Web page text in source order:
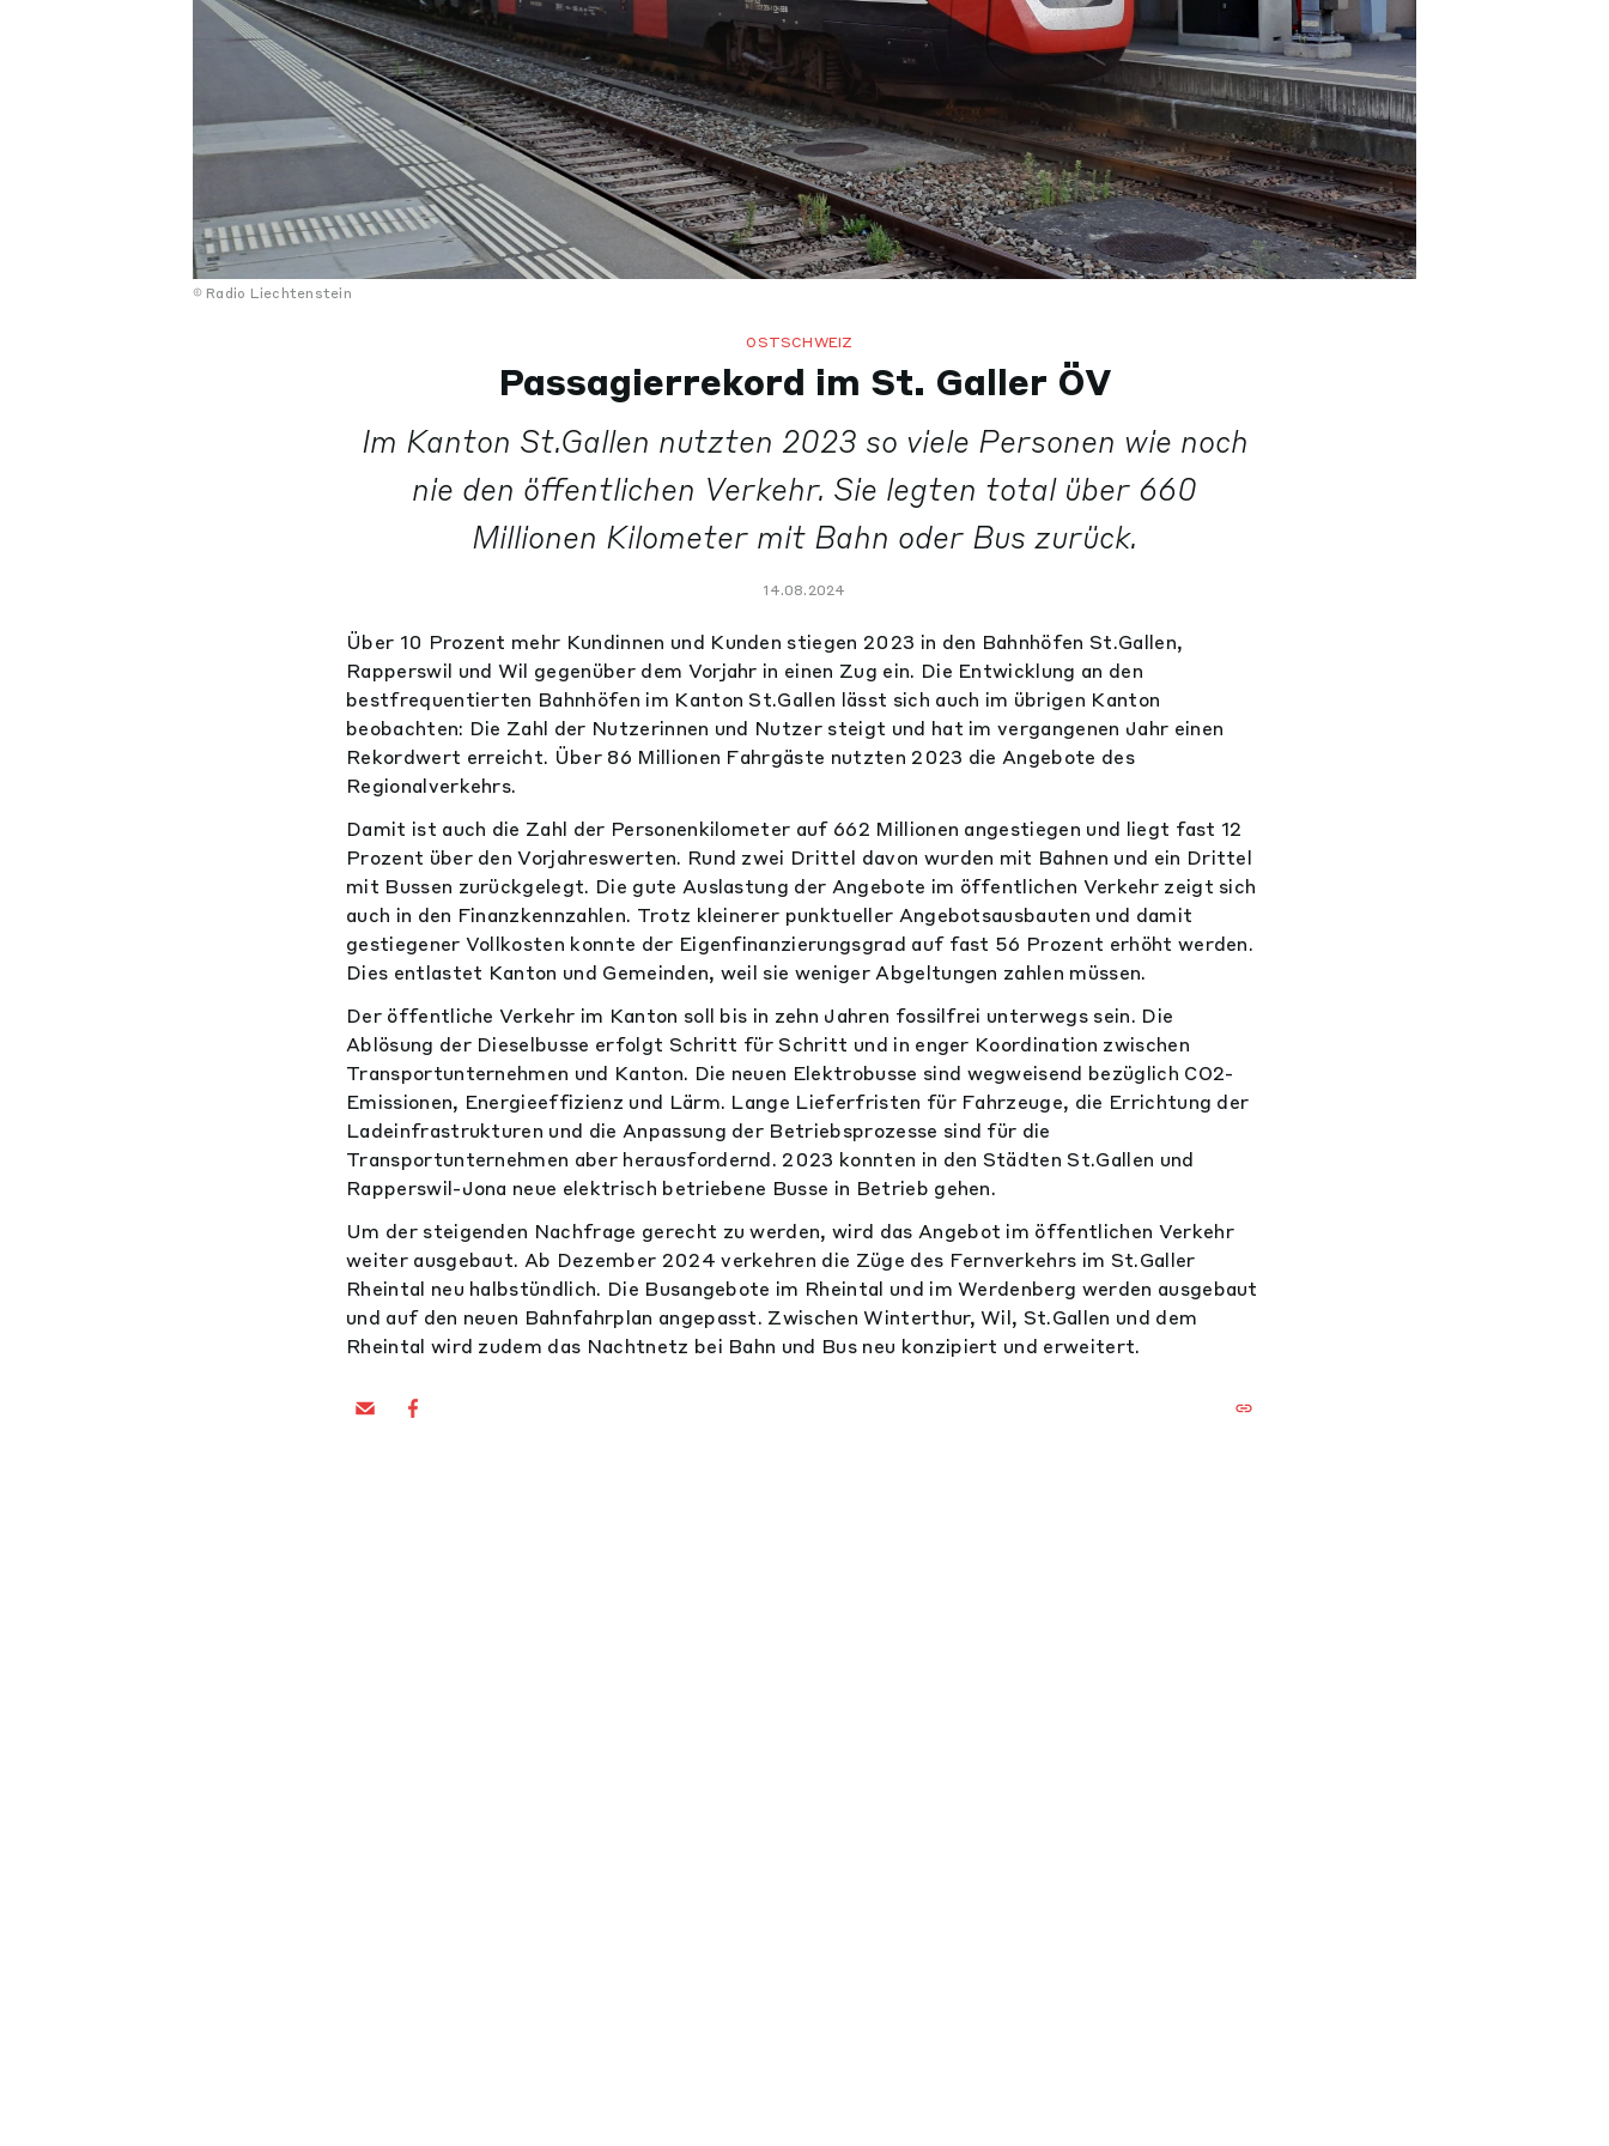
Radio Liechtenstein
OSTSCHWEIZ
Passagierrekord im St. Galler ÖV
Im Kanton St.Gallen nutzten 2023 so viele Personen wie noch
nie den öffentlichen Verkehr. Sie legten total über 660
Millionen Kilometer mit Bahn oder Bus zurück.
14.08.2024
Über 10 Prozent mehr Kundinnen und Kunden stiegen 2023 in den Bahnhöfen St.Gallen,
Rapperswil und Wil gegenüber dem Vorjahr in einen Zug ein. Die Entwicklung an den
bestfrequentierten Bahnhöfen im Kanton St.Gallen lässt sich auch im übrigen Kanton
beobachten: Die Zahl der Nutzerinnen und Nutzer steigt und hat im vergangenen Jahr einen
Rekordwert erreicht. Über 86 Millionen Fahrgäste nutzten 2023 die Angebote des
Regionalverkehrs.
Damit ist auch die Zahl der Personenkilometer auf 662 Millionen angestiegen und liegt fast 12
Prozent über den Vorjahreswerten. Rund zwei Drittel davon wurden mit Bahnen und ein Drittel
mit Bussen zurückgelegt. Die gute Auslastung der Angebote im öffentlichen Verkehr zeigt sich
auch in den Finanzkennzahlen. Trotz kleinerer punktueller Angebotsausbauten und damit
gestiegener Vollkosten konnte der Eigenfinanzierungsgrad auf fast 56 Prozent erhöht werden.
Dies entlastet Kanton und Gemeinden, weil sie weniger Abgeltungen zahlen müssen.
Der öffentliche Verkehr im Kanton soll bis in zehn Jahren fossilfrei unterwegs sein. Die
Ablösung der Dieselbusse erfolgt Schritt für Schritt und in enger Koordination zwischen
Transportunternehmen und Kanton. Die neuen Elektrobusse sind wegweisend bezüglich CO2-
Emissionen, Energieeffizienz und Lärm. Lange Lieferfristen für Fahrzeuge, die Errichtung der
Ladeinfrastrukturen und die Anpassung der Betriebsprozesse sind für die
Transportunternehmen aber herausfordernd. 2023 konnten in den Städten St.Gallen und
Rapperswil-Jona neue elektrisch betriebene Busse in Betrieb gehen.
Um der steigenden Nachfrage gerecht zu werden, wird das Angebot im öffentlichen Verkehr
weiter ausgebaut. Ab Dezember 2024 verkehren die Züge des Fernverkehrs im St.Galler
Rheintal neu halbstündlich. Die Busangebote im Rheintal und im Werdenberg werden ausgebaut
und auf den neuen Bahnfahrplan angepasst. Zwischen Winterthur, Wil, St.Gallen und dem
Rheintal wird zudem das Nachtnetz bei Bahn und Bus neu konzipiert und erweitert.